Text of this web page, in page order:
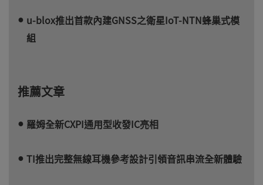
u-blox推出首款內建GNSS之衛星IoT-NTN蜂巢式模
組
推薦文章
羅姆全新CXPI通用型收發IC亮相
TI推出完整無線耳機參考設計引領音訊串流全新體驗